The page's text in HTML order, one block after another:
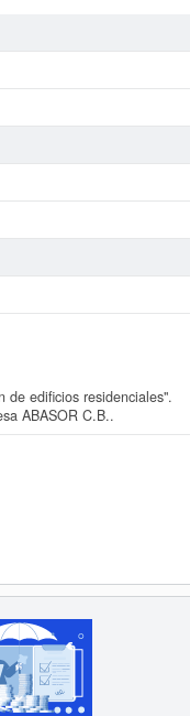
de edificios residenciales".
ABASOR C.B..